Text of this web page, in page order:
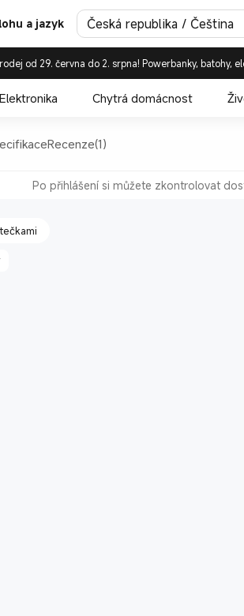
a jazyk Česká republika / Čeština
od 29. června do 2. srpna! Powerbanky, batohy,
Chytrá domácnost
Recenze(1)
Po přihlášení si můžete zkontrolovat